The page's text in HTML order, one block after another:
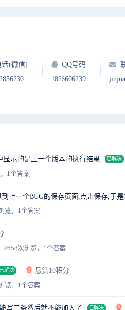
话(微信)
QQ号码
1826606239
示的是上一个版本的执行结果 已解决
1个答案
上一个BUG的保存页面,点击保存,于
览，1个答案
2658次浏览，1个答案
已解决
悬赏10积分
览，1个答案
写三条然后就不能加入了 已解决